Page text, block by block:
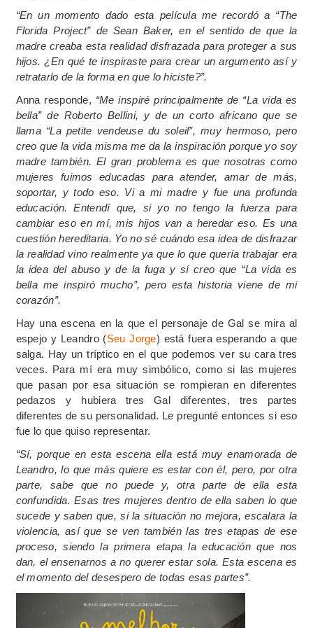
“En un momento dado esta película me recordó a “The
Florida Project” de Sean Baker, en el sentido de que la
madre creaba esta realidad disfrazada para proteger a sus
hijos. ¿En qué te inspiraste para crear un argumento así y
retratarlo de la forma en que lo hiciste?”.
Anna responde, “Me inspiré principalmente de “La vida es
bella” de Roberto Bellini, y de un corto africano que se
llama “La petite vendeuse du soleil”, muy hermoso, pero
creo que la vida misma me da la inspiración porque yo soy
madre también. El gran problema es que nosotras como
mujeres fuimos educadas para atender, amar de más,
soportar, y todo eso. Vi a mi madre y fue una profunda
educación. Entendí que, si yo no tengo la fuerza para
cambiar eso en mí, mis hijos van a heredar eso. Es una
cuestión hereditaria. Yo no sé cuándo esa idea de disfrazar
la realidad vino realmente ya que lo que quería trabajar era
la idea del abuso y de la fuga y sí creo que “La vida es
bella me inspiró mucho”, pero esta historia viene de mi
corazón”.
Hay una escena en la que el personaje de Gal se mira al
espejo y Leandro (Seu Jorge) está fuera esperando a que
salga. Hay un tríptico en el que podemos ver su cara tres
veces. Para mí era muy simbólico, como si las mujeres
que pasan por esa situación se rompieran en diferentes
pedazos y hubiera tres Gal diferentes, tres partes
diferentes de su personalidad. Le pregunté entonces si eso
fue lo que quiso representar.
“Sí, porque en esta escena ella está muy enamorada de
Leandro, lo que más quiere es estar con él, pero, por otra
parte, sabe que no puede y, otra parte de ella esta
confundida. Esas tres mujeres dentro de ella saben lo que
sucede y saben que, si la situación no mejora, escalara la
violencia, así que se ven también las tres etapas de ese
proceso, siendo la primera etapa la educación que nos
dan, el ensenarnos a no querer estar sola. Esta escena es
el momento del desespero de todas esas partes”.